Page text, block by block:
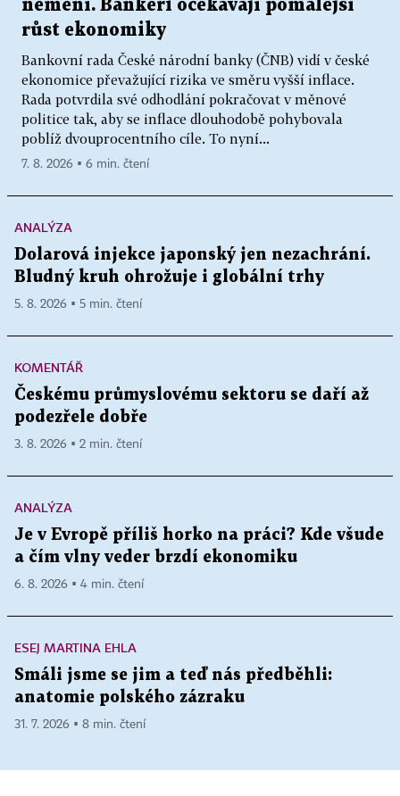
nemění. Bankéři očekávají pomalejší
růst ekonomiky
Bankovní rada České národní banky (ČNB) vidí v české
ekonomice převažující rizika ve směru vyšší inflace.
Rada potvrdila své odhodlání pokračovat v měnové
politice tak, aby se inflace dlouhodobě pohybovala
poblíž dvouprocentního cíle. To nyní...
7. 8. 2026 ▪ 6 min. čtení
ANALÝZA
Dolarová injekce japonský jen nezachrání.
Bludný kruh ohrožuje i globální trhy
5. 8. 2026 ▪ 5 min. čtení
KOMENTÁŘ
Českému průmyslovému sektoru se daří až
podezřele dobře
3. 8. 2026 ▪ 2 min. čtení
ANALÝZA
Je v Evropě příliš horko na práci? Kde všude
a čím vlny veder brzdí ekonomiku
6. 8. 2026 ▪ 4 min. čtení
ESEJ MARTINA EHLA
Smáli jsme se jim a teď nás předběhli:
anatomie polského zázraku
31. 7. 2026 ▪ 8 min. čtení